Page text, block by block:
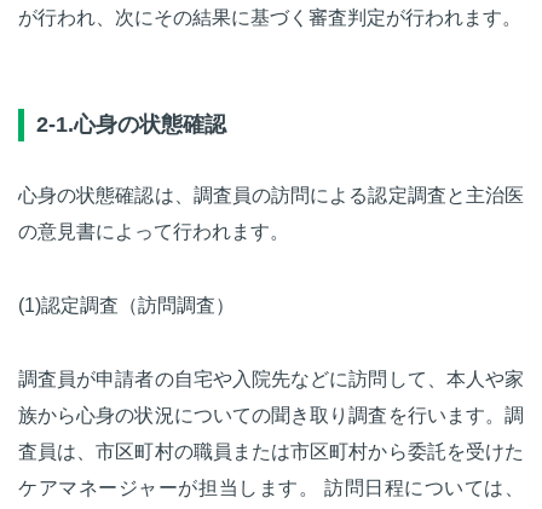
が行われ、次にその結果に基づく審査判定が行われます。
2-1.心身の状態確認
心身の状態確認は、調査員の訪問による認定調査と主治医
の意見書によって行われます。
(1)認定調査（訪問調査）
調査員が申請者の自宅や入院先などに訪問して、本人や家
族から心身の状況についての聞き取り調査を行います。調
査員は、市区町村の職員または市区町村から委託を受けた
ケアマネージャーが担当します。 訪問日程については、